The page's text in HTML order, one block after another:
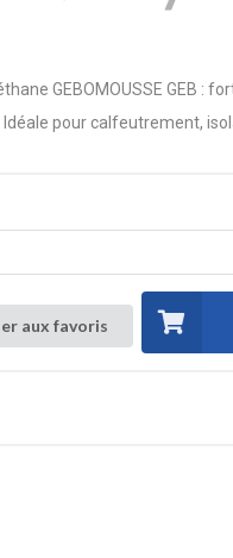
GEBOMOUSSE GEB :
pour calfeutrement,
aux favoris